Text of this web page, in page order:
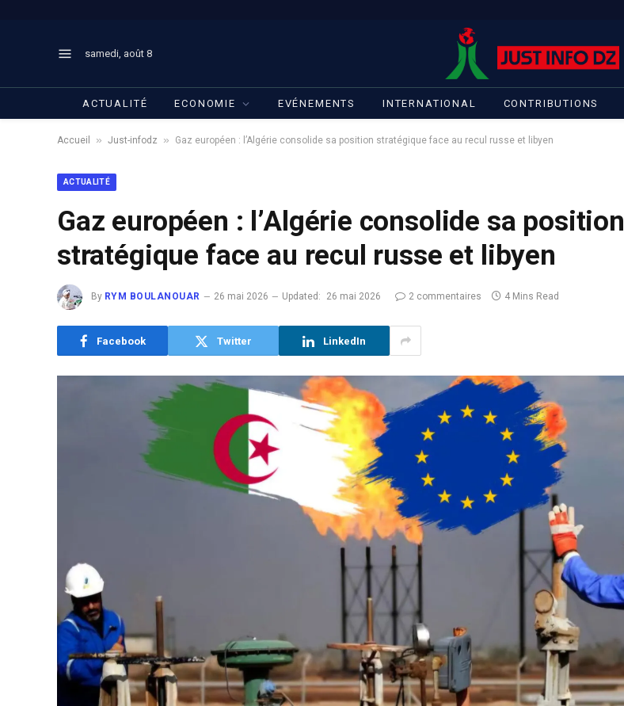
samedi, août 8
ACTUALITÉ ECONOMIE EVÉNEMENTS INTERNATIONAL CONTRIBUTIONS
Accueil » Just-infodz » Gaz européen : l’Algérie consolide sa position stratégique face au recul russe et libyen
ACTUALITÉ
Gaz européen : l’Algérie consolide sa position
stratégique face au recul russe et libyen
By RYM BOULANOUAR 26 mai 2026 Updated: 26 mai 2026 2 commentaires 4 Mins Read
Facebook Twitter LinkedIn